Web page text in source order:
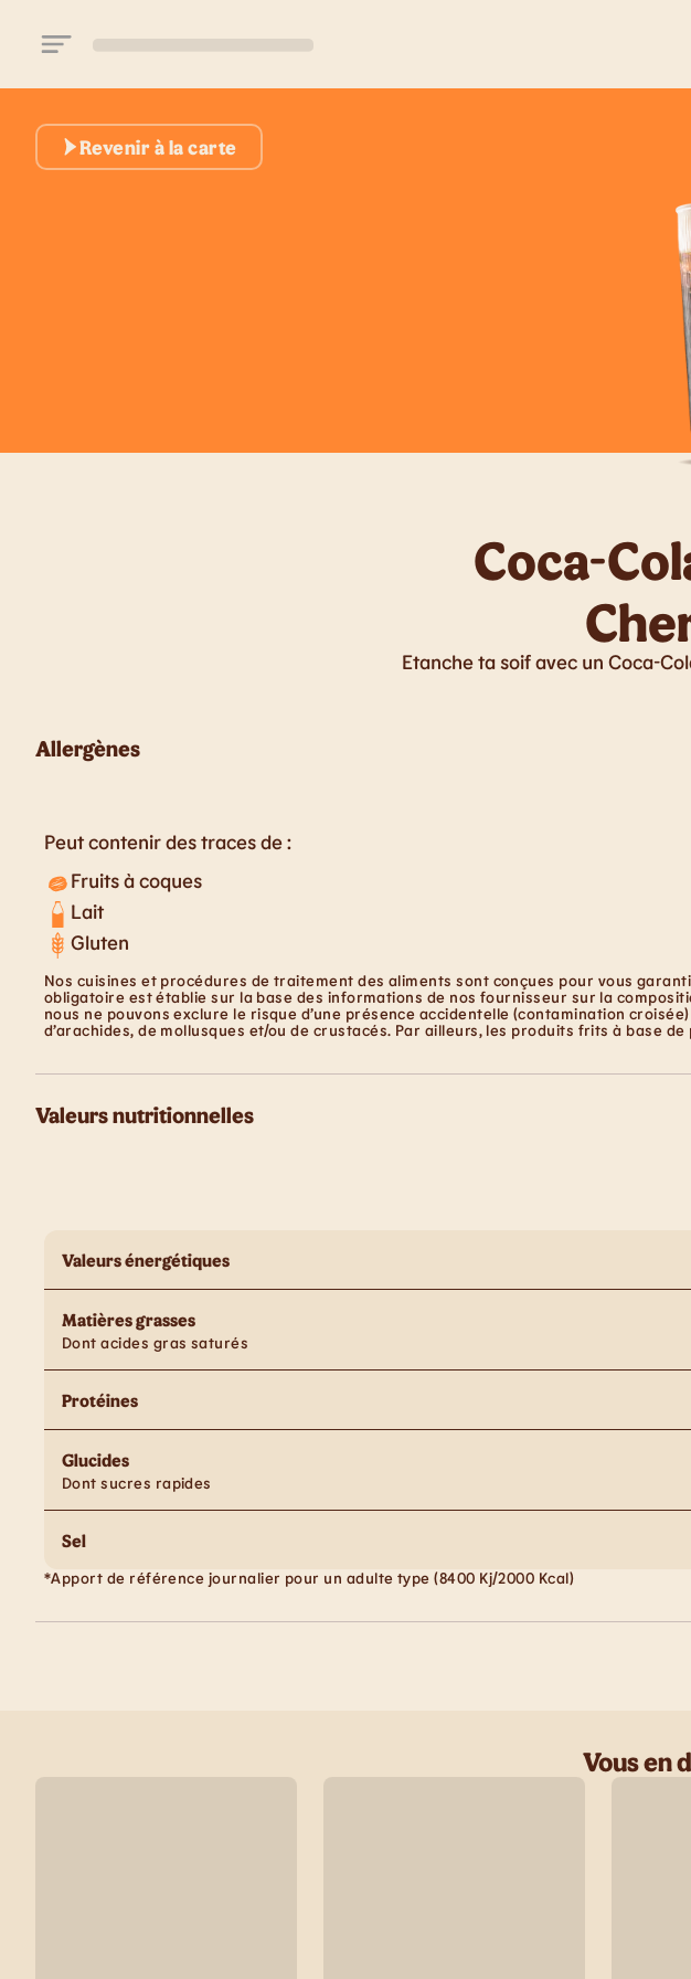
Revenir à la carte
Coca-
Etanche ta soif avec un Coca-
Allergènes
Peut contenir des traces de :
Fruits à coques
Lait
Gluten
Nos cuisines et procédures de traitement des aliments sont conçues pour vous
obligatoire est établie sur la base des informations de nos fournisseur sur la
nous ne pouvons exclure le risque d’une présence accidentelle (contamination
d’arachides, de mollusques et/ou de crustacés. Par ailleurs, les produits frits à base
Valeurs nutritionnelles
Valeurs énergétiques
Matières grasses
Dont acides gras saturés
Protéines
Glucides
Dont sucres rapides
Sel
*Apport de référence journalier pour un adulte type (8400 Kj/2000 Kcal)
Vous en